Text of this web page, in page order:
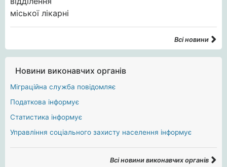
Всі новини
Новини виконавчих органів
Міграційна служба повідомляє
Податкова інформує
Статистика інформує
Управління соціального захисту населення інформує
Всі новини виконавчих органів